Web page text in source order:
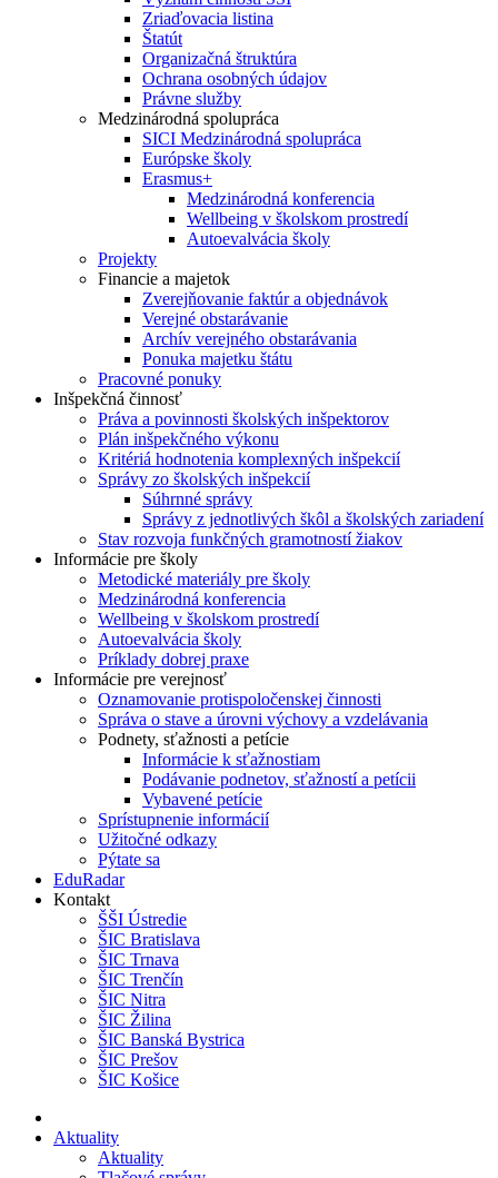
Zriaďovacia listina
Štatút
Organizačná štruktúra
Ochrana osobných údajov
Právne služby
Medzinárodná spolupráca
SICI Medzinárodná spolupráca
Európske školy
Erasmus+
Medzinárodná konferencia
Wellbeing v školskom prostredí
Autoevalvácia školy
Projekty
Financie a majetok
Zverejňovanie faktúr a objednávok
Verejné obstarávanie
Archív verejného obstarávania
Ponuka majetku štátu
Pracovné ponuky
Inšpekčná činnosť
Práva a povinnosti školských inšpektorov
Plán inšpekčného výkonu
Kritériá hodnotenia komplexných inšpekcií
Správy zo školských inšpekcií
Súhrnné správy
Správy z jednotlivých škôl a školských zariadení
Stav rozvoja funkčných gramotností žiakov
Informácie pre školy
Metodické materiály pre školy
Medzinárodná konferencia
Wellbeing v školskom prostredí
Autoevalvácia školy
Príklady dobrej praxe
Informácie pre verejnosť
Oznamovanie protispoločenskej činnosti
Správa o stave a úrovni výchovy a vzdelávania
Podnety, sťažnosti a petície
Informácie k sťažnostiam
Podávanie podnetov, sťažností a petícii
Vybavené petície
Sprístupnenie informácií
Užitočné odkazy
Pýtate sa
EduRadar
Kontakt
ŠŠI Ústredie
ŠIC Bratislava
ŠIC Trnava
ŠIC Trenčín
ŠIC Nitra
ŠIC Žilina
ŠIC Banská Bystrica
ŠIC Prešov
ŠIC Košice
Aktuality
Aktuality